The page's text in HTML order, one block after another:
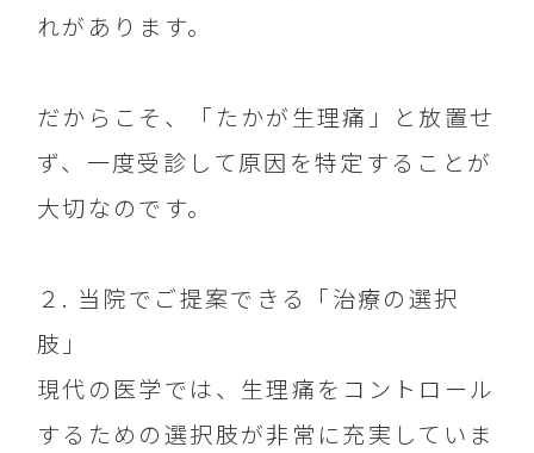
れがあります。
だからこそ、「たかが生理痛」と放置せ
ず、一度受診して原因を特定することが
大切なのです。
２. 当院でご提案できる「治療の選択
肢」
現代の医学では、生理痛をコントロール
するための選択肢が非常に充実していま